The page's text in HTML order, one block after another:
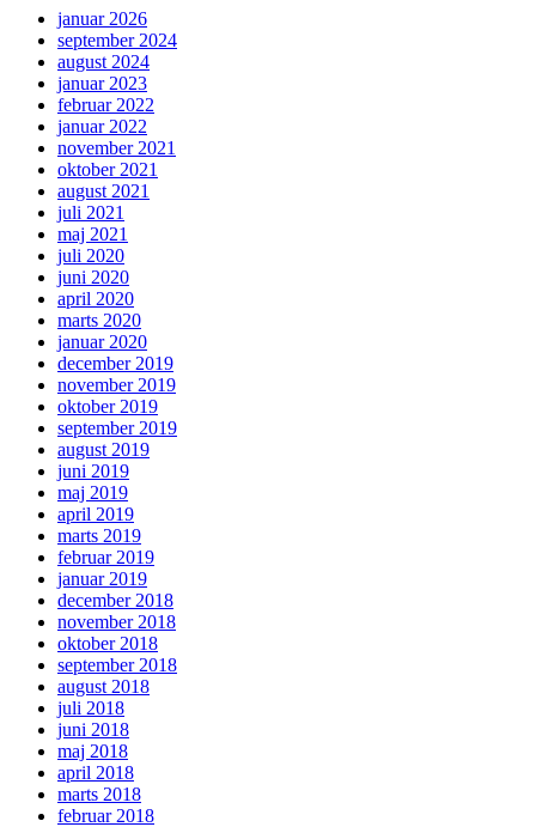
januar 2026
september 2024
august 2024
januar 2023
februar 2022
januar 2022
november 2021
oktober 2021
august 2021
juli 2021
maj 2021
juli 2020
juni 2020
april 2020
marts 2020
januar 2020
december 2019
november 2019
oktober 2019
september 2019
august 2019
juni 2019
maj 2019
april 2019
marts 2019
februar 2019
januar 2019
december 2018
november 2018
oktober 2018
september 2018
august 2018
juli 2018
juni 2018
maj 2018
april 2018
marts 2018
februar 2018